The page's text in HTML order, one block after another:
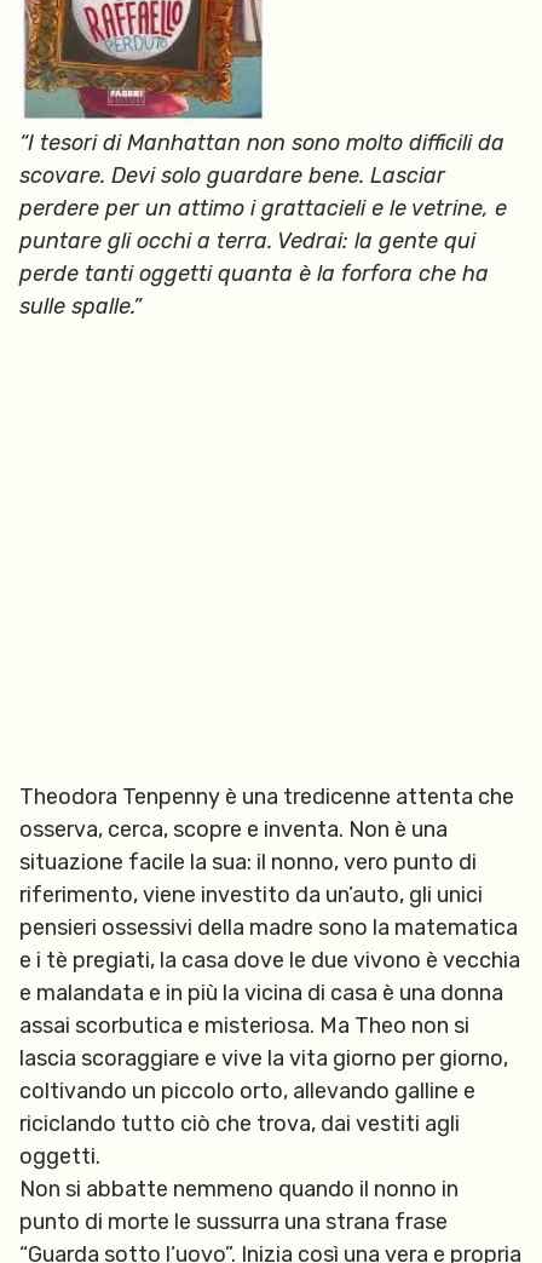
“I tesori di Manhattan non sono molto difficili da
scovare. Devi solo guardare bene. Lasciar
perdere per un attimo i grattacieli e le vetrine, e
puntare gli occhi a terra. Vedrai: la gente qui
perde tanti oggetti quanta è la forfora che ha
sulle spalle.”
Theodora Tenpenny è una tredicenne attenta che
osserva, cerca, scopre e inventa. Non è una
situazione facile la sua: il nonno, vero punto di
riferimento, viene investito da un’auto, gli unici
pensieri ossessivi della madre sono la matematica
e i tè pregiati, la casa dove le due vivono è vecchia
e malandata e in più la vicina di casa è una donna
assai scorbutica e misteriosa. Ma Theo non si
lascia scoraggiare e vive la vita giorno per giorno,
coltivando un piccolo orto, allevando galline e
riciclando tutto ciò che trova, dai vestiti agli
oggetti.
Non si abbatte nemmeno quando il nonno in
punto di morte le sussurra una strana frase
“Guarda sotto l’uovo”. Inizia così una vera e propria